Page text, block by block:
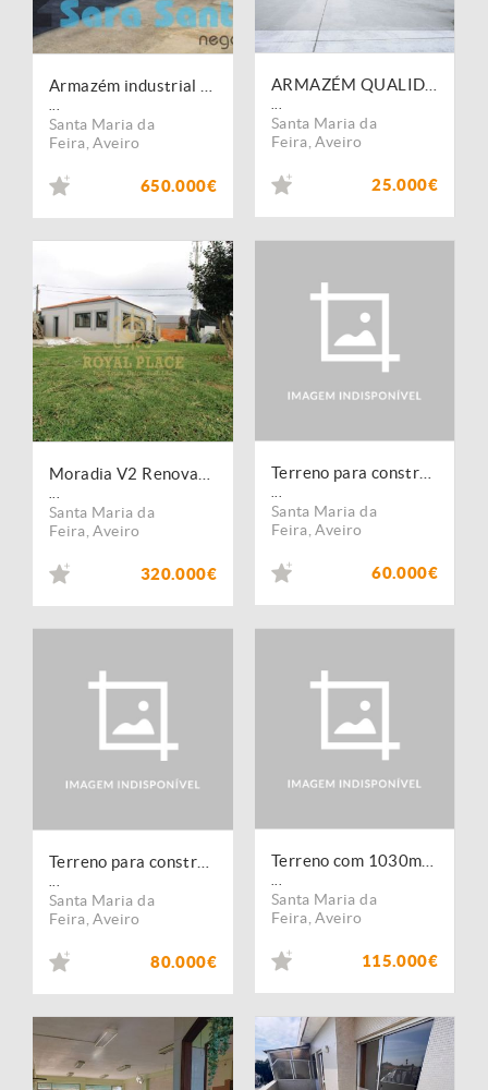
Santa Maria da
Feira ,Aveiro
650.000€
Santa Maria da
Feira ,Aveiro
25.000€
Santa Maria da
Feira ,Aveiro
320.000€
Santa Maria da
Feira ,Aveiro
60.000€
Santa Maria da
Feira ,Aveiro
80.000€
Santa Maria da
Feira ,Aveiro
115.000€